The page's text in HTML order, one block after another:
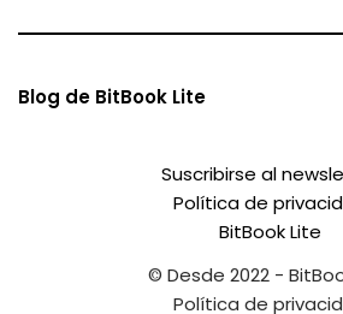
Blog de BitBook Lite
Suscribirse al
Política de
BitBook Lite
© Desde 2022 -
Política de